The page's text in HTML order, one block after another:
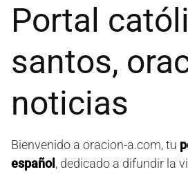
Portal
santos,
noticias
Bienvenido a oracion-a.com, tu
español , dedicado a difundir la